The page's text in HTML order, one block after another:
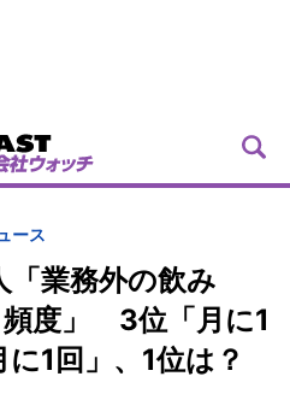
ース
業務外の飲み
頻度」 3位「月に1
1回」、1位は？